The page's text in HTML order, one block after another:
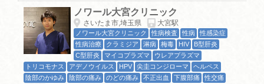
ノワール大宮クリニック
さいたま市,埼玉県 大宮駅
ノワール大宮クリニック 性病検査 性病
性感染症
性病治療
クラミジア 淋病 梅毒 HIV
B型肝炎
C型肝炎
マイコプラズマ
ウレアプラズマ
トリコモナス
アデノウイルス HPV 尖圭コンジローマ
ヘルペス
陰部のかゆみ
陰部の痛み のどの痛み 不正出血 下腹部痛
性交痛